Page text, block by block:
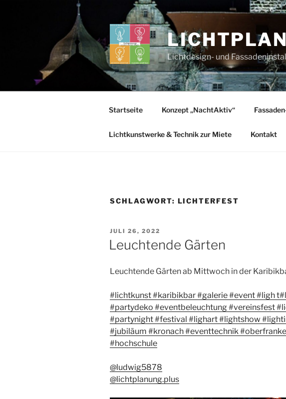
Lichtdesign- und
Startseite Konzept „NachtAktiv“
Lichtkunstwerke & Technik zur Miete Kontakt
SCHLAGWORT: LICHTERFEST
VERÖFFENTLICHT
AM
JULI 26, 2022
Leuchtende Gärten
Leuchtende Gärten ab Mittwoch in der
#lichtkunst#karibikbar#galerie#event#ligh t
#partydeko #eventbeleuchtung#vereinsfest
#partynight#festival #lighart#lightshow
#jubiläum #kronach#eventtechnik
#hochschule
@ludwig5878
@lichtplanung.plus